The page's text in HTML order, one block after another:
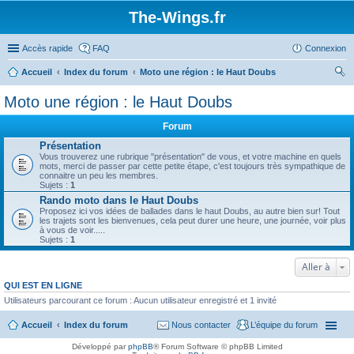
The-Wings.fr
Accès rapide FAQ Connexion
Accueil Index du forum
Moto une région : le Haut Doubs
Moto une région : le Haut Doubs
Forum
Présentation
Vous trouverez une rubrique "présentation" de vous, et votre machine en quels
mots, merci de passer par cette petite étape, c'est toujours très sympathique de
connaitre un peu les membres.
Sujets : 1
Rando moto dans le Haut Doubs
Proposez ici vos idées de ballades dans le haut Doubs, au autre bien sur! Tout
les trajets sont les bienvenues, cela peut durer une heure, une journée, voir plus
à vous de voir.....
Sujets : 1
Aller à
QUI EST EN LIGNE
Utilisateurs parcourant ce forum : Aucun utilisateur enregistré et 1 invité
Accueil Index du forum L’équipe du forum
Nous contacter
Développé parphpBB® Forum Software © phpBB Limited